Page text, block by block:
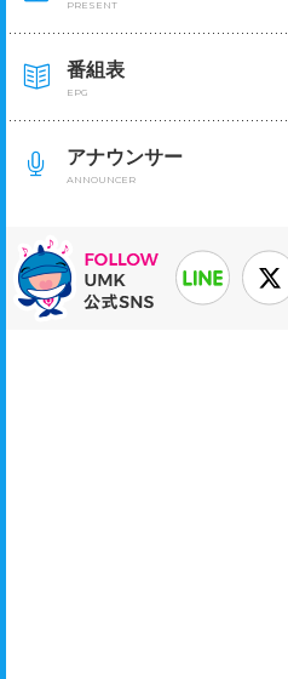
PRESENT
番組表
EPG
アナウンサー
ANNOUNCER